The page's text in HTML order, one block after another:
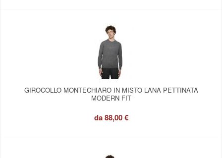
GIROCOLLO MONTECHIARO IN MISTO LANA PETTINATA
MODERN FIT
da88,00 €